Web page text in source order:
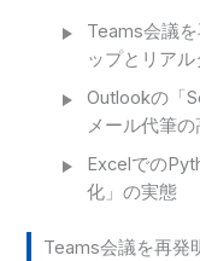
Teams会議
ップとリア
Outlookの「
メール代筆
Excelでの
化」の実態
Teams会議を再発